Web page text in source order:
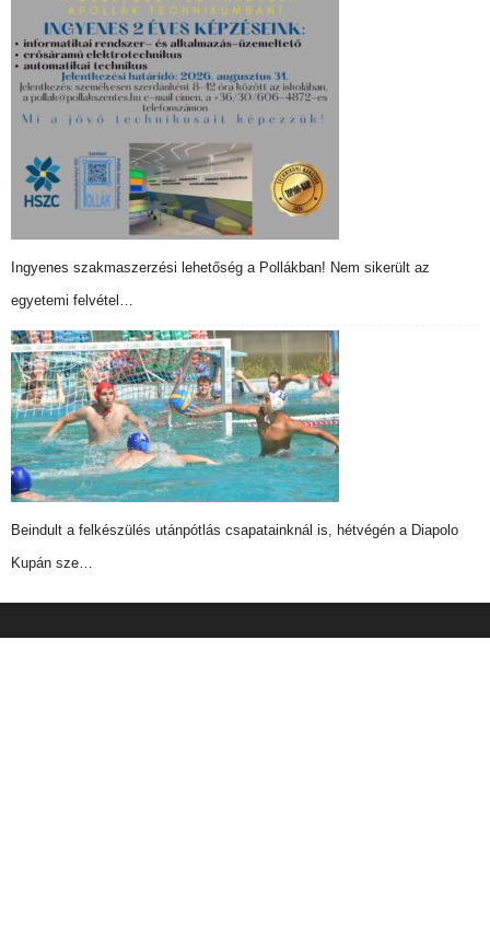
Ingyenes szakmaszerzési lehetőség a Pollákban! Nem sikerült az
egyetemi felvétel…
Beindult a felkészülés utánpótlás csapatainknál is, hétvégén a Diapolo
Kupán sze…